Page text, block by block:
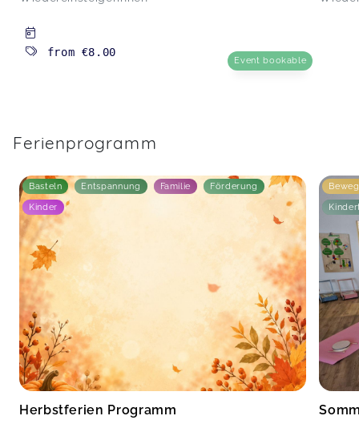
from €8.00
Event bookable
Ferienprogramm
Basteln Entspannung Familie Förderung
Kinder
Herbstferien Programm